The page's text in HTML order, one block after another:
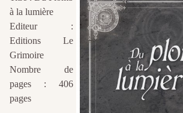
à la lumière
Editeur :
Editions Le
Grimoire
Nombre de
pages : 406
pages